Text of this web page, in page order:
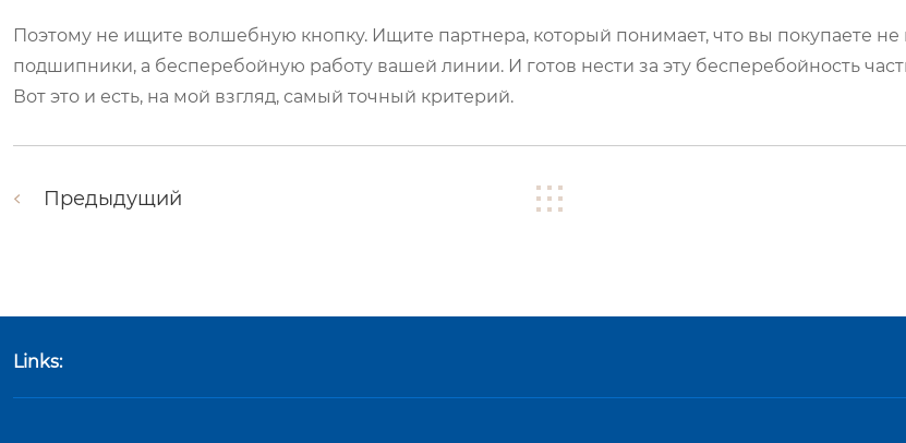
Поэтому не ищите волшебную кнопку. Ищите партнера, который понимает, что вы покупаете не
подшипники, а бесперебойную работу вашей линии. И готов нести за эту бесперебойность
Вот это и есть, на мой взгляд, самый точный критерий.
Предыдущий
Links: